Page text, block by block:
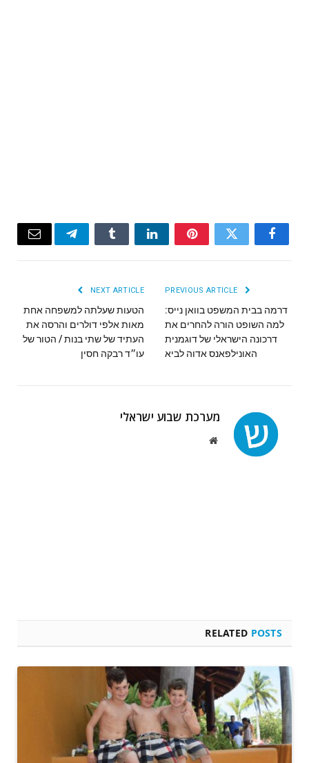
Facebook
Twitter
Pinterest
LinkedIn
Tumblr
Telegram
Email
דרמה בבית המשפט בוואן נייס:
למה השופט הורה להחרים את
דרכונה הישראלי של דוגמנית
האונילפאנס אדוה לביא
NEXT ARTICLE
הטעות שעלתה למשפחה אחת
מאות אלפי דולרים והרסה את
העתיד של שתי בנות / הטור של
עו״ד רבקה חסין
מערכת שבוע ישראלי
Website
RELATED POSTS